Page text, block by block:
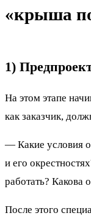
«крыша
1)
На этом этапе
как заказчик,
— Какие условия
и его
работать? Какова
После этого